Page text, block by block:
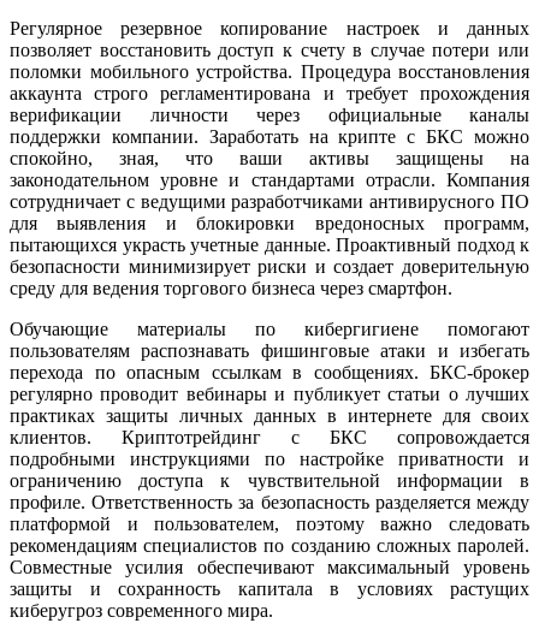
Регулярное резервное копирование настроек и данных
позволяет восстановить доступ к счету в случае потери или
поломки мобильного устройства. Процедура восстановления
аккаунта строго регламентирована и требует прохождения
верификации личности через официальные каналы
поддержки компании. Заработать на крипте с БКС можно
спокойно, зная, что ваши активы защищены на
законодательном уровне и стандартами отрасли. Компания
сотрудничает с ведущими разработчиками антивирусного ПО
для выявления и блокировки вредоносных программ,
пытающихся украсть учетные данные. Проактивный подход к
безопасности минимизирует риски и создает доверительную
среду для ведения торгового бизнеса через смартфон.
Обучающие материалы по кибергигиене помогают
пользователям распознавать фишинговые атаки и избегать
перехода по опасным ссылкам в сообщениях. БКС-брокер
регулярно проводит вебинары и публикует статьи о лучших
практиках защиты личных данных в интернете для своих
клиентов. Криптотрейдинг с БКС сопровождается
подробными инструкциями по настройке приватности и
ограничению доступа к чувствительной информации в
профиле. Ответственность за безопасность разделяется между
платформой и пользователем, поэтому важно следовать
рекомендациям специалистов по созданию сложных паролей.
Совместные усилия обеспечивают максимальный уровень
защиты и сохранность капитала в условиях растущих
киберугроз современного мира.